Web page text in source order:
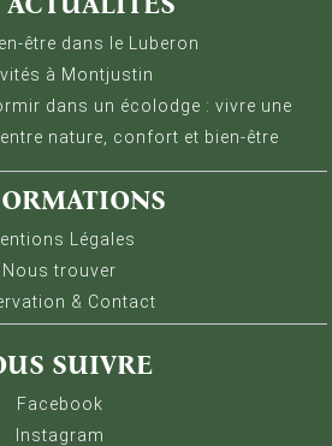
être dans le Luberon
à Montjustin
dans un écolodge : vivre une
nature, confort et bien-être
Légales
Nous trouver
& Contact
SUIVRE
Facebook
Instagram